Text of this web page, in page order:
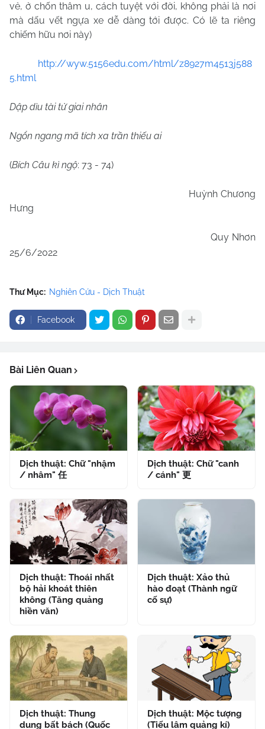
vẻ, ở chốn thâm u, cách tuyệt với đời, không phải là nơi
mà dấu vết ngựa xe dễ dàng tới được. Có lẽ ta riêng
chiếm hữu nơi này)
http://wyw.5156edu.com/html/z8927m4513j588
5.html
Dập dìu tài tử giai nhân
Ngổn ngang mã tích xa trần thiếu ai
(Bích Câu kì ngộ: 73 - 74)
Huỳnh Chương
Hưng
Quy Nhơn
25/6/2022
Thư Mục: Nghiên Cứu - Dịch Thuật
Facebook
Bài Liên Quan
Dịch thuật: Chữ "nhậm
/ nhâm" 任
Dịch thuật: Chữ "canh
/ cánh" 更
Dịch thuật: Thoái nhất
bộ hải khoát thiên
không (Tăng quảng
hiền văn)
Dịch thuật: Xảo thủ
hào đoạt (Thành ngữ
cố sự)
Dịch thuật: Thung
dung bất bách (Quốc
Dịch thuật: Mộc tượng
(Tiếu lâm quảng kí)